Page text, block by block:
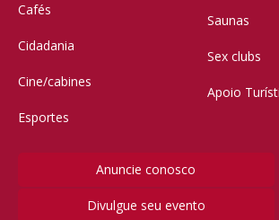
Cafés
Cidadania
Cine/cabines
Esportes
Saunas
Sex clubs
Apoio
Anuncie conosco
Divulgue seu evento